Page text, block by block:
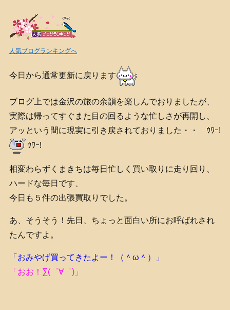
人気ブログランキングへ
今日から通常更新に戻ります
ブログ上では金沢の旅の余韻を楽しんでおりましたが、
実際は帰ってすぐまた目の回るような忙しさが再開し、
アッという間に現実に引き戻されておりました・・ ｳﾜｰ!
ｳﾜｰ!
相変わらずくまきちは毎日忙しく買い取りに走り回り、
ハードな毎日です、
今日も５件の出張買取りでした。
あ、そうそう！先日、ちょっと面白い所にお呼ばれされ
たんですよ。
「おみやげ買ってきたよー！（＾ω＾）」
「おお！∑(゜∀゜)」